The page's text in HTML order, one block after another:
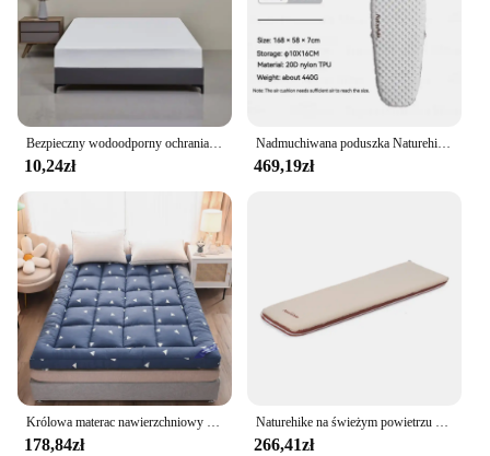
Bezpieczny wodoodporny ochraniacz na materac, miękki, wygodny, oddychający pokrowiec na materac w jednolitym kolorze, można prać w pralce
10,24zł
Nadmuchiwana poduszka Naturehike Camping Ultralight R-5.8 Winter Warm -20 ° C Outdoor Travel Hiking Przenośny materac dmuchany do spania
469,19zł
Królowa materac nawierzchniowy do ulga w bólu ciała, 1000 GSM bardzo gruba podkład na materac pokrowiec z elastyczna kieszeń, nakładka na łóżko z włókna 7D
178,84zł
Naturehike na świeżym powietrzu elastyczna tkanina kempingowe grube samopompujące karimata materac dmuchany
266,41zł